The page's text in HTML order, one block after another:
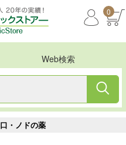
0
Web検索
口・ノドの薬